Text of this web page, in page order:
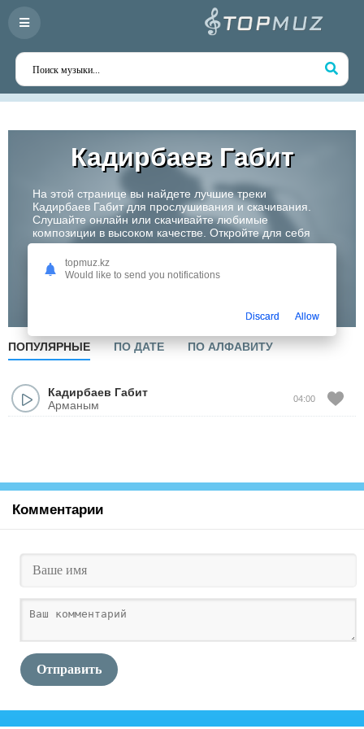
Кадирбаев Габит
На этой странице вы найдете лучшие треки
Кадирбаев Габит для прослушивания и скачивания.
Слушайте онлайн или скачивайте любимые
композиции в высоком качестве. Откройте для себя
творчество одного из самых перспективных артистов
Казахстана!
ПОПУЛЯРНЫЕ ПО ДАТЕ ПО АЛФАВИТУ
Кадирбаев Габит
Арманым
04:00
Комментарии
Отправить
topmuz.kz
Would like to send you notifications
Discard Allow